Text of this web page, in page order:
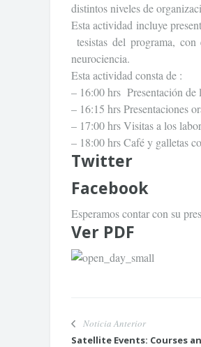
distintos niveles de
Esta actividad incluye
tesistas del programa,
neurociencia.
Esta actividad consta de :
– 16:00 hrs Presentación de
– 16:15 hrs Presentaciones
– 17:00 hrs Visitas a los
– 18:00 hrs Café y galletas
Twitter
Facebook
Esperamos contar con su
Ver PDF
Noticia Anterior
Satellite Events: Courses